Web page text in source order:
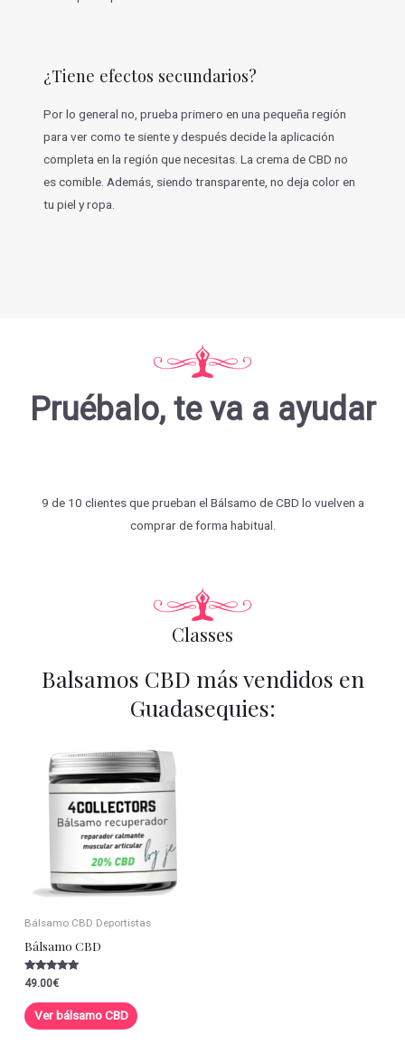
¿Tiene efectos secundarios?
Por lo general no, prueba primero en una pequeña región
para ver como te siente y después decide la aplicación
completa en la región que necesitas. La crema de CBD no
es comible. Además, siendo transparente, no deja color en
tu piel y ropa.
Pruébalo, te va a ayudar
9 de 10 clientes que prueban el Bálsamo de CBD lo vuelven a
comprar de forma habitual.
Classes
Balsamos CBD más vendidos en
Guadasequies:
Bálsamo CBD Deportistas
Bálsamo CBD
Valorado con
5.00
de 5
49.00€
Ver bálsamo CBD